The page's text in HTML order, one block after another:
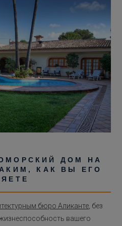
ДОМ НА
КАК ВЫ ЕГО
бюро Аликанте , без
вашего